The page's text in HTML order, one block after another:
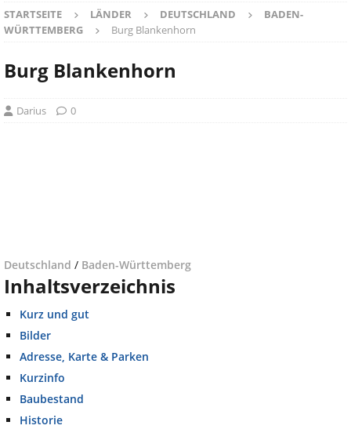
STARTSEITE LÄNDER DEUTSCHLAND
BADEN-
WÜRTTEMBERG
Burg Blankenhorn
Burg Blankenhorn
Darius 0
Deutschland / Baden-Württemberg
Inhaltsverzeichnis
Kurz und gut
Bilder
Adresse, Karte & Parken
Kurzinfo
Baubestand
Historie